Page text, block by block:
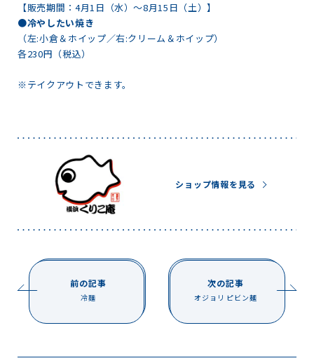
【販売期間：4月1日（水）～8月15日（土）】
●冷やしたい焼き
（左:小倉＆ホイップ／右:クリーム＆ホイップ）
各230円（税込）
※テイクアウトできます。
ショップ情報を見る
前の記事
冷麵
次の記事
オジョリ ピビン麺